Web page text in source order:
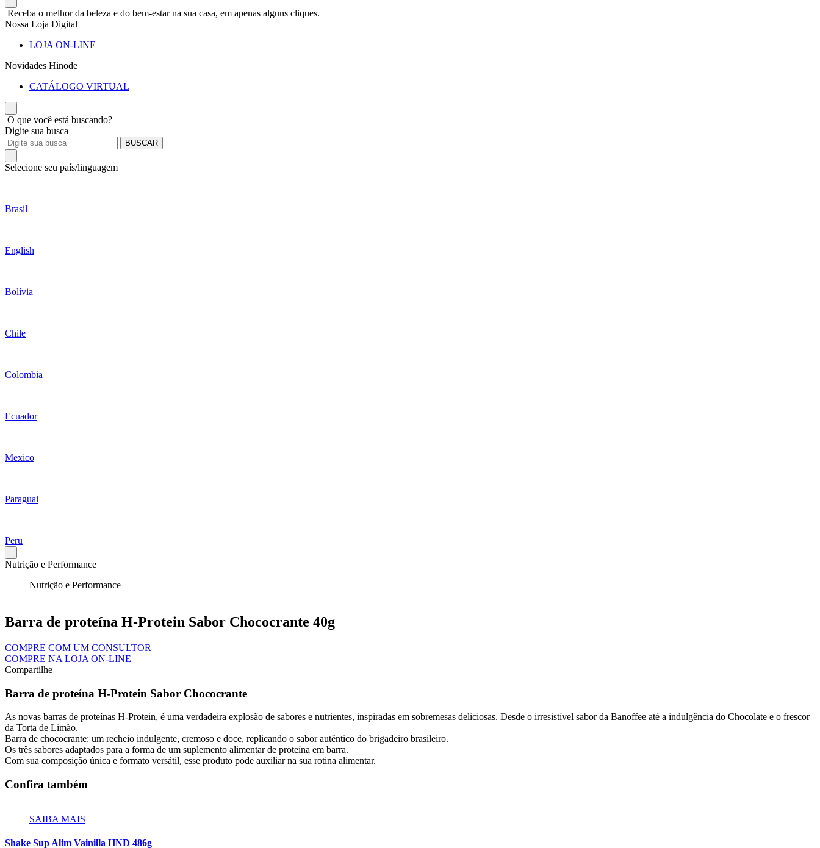
Receba o melhor da beleza e do bem-estar na sua casa, em apenas alguns cliques.
Nossa Loja Digital
LOJA ON-LINE
Novidades Hinode
CATÁLOGO VIRTUAL
O que você está buscando?
Digite sua busca
BUSCAR
Selecione seu país/linguagem
Brasil
English
Bolívia
Chile
Colombia
Ecuador
Mexico
Paraguai
Peru
Nutrição e Performance
Nutrição e Performance
Barra de proteína H-Protein Sabor Chococrante 40g
COMPRE COM UM CONSULTOR
COMPRE NA LOJA ON-LINE
Compartilhe
Barra de proteína H-Protein Sabor Chococrante
As novas barras de proteínas H-Protein, é uma verdadeira explosão de sabores e nutrientes, inspiradas em sobremesas deliciosas. Desde o irresistível sabor da Banoffee até a indulgência do Chocolate e o frescor
da Torta de Limão.
Barra de chococrante: um recheio indulgente, cremoso e doce, replicando o sabor autêntico do brigadeiro brasileiro.
Os três sabores adaptados para a forma de um suplemento alimentar de proteína em barra.
Com sua composição única e formato versátil, esse produto pode auxiliar na sua rotina alimentar.
Confira também
SAIBA MAIS
Shake Sup Alim Vainilla HND 486g